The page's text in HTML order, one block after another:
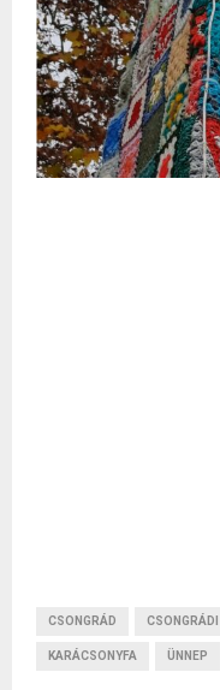
CSONGRÁD
KARÁCSONYFA ÜNNEP